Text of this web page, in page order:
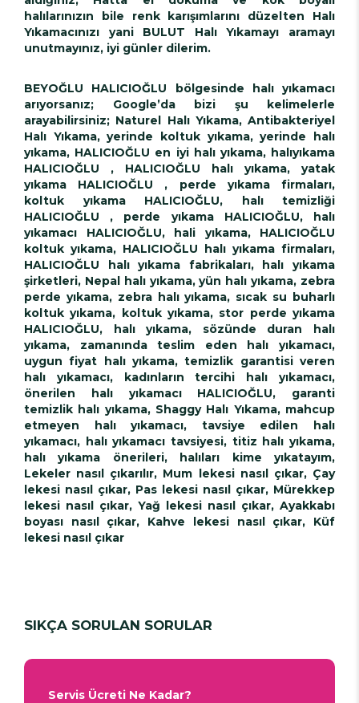
halılarınızın bile renk karışımlarını düzelten Halı
Yıkamacınızı yani BULUT Halı Yıkamayı aramayı
unutmayınız, iyi günler dilerim.
BEYOĞLU HALICIOĞLU bölgesinde halı yıkamacı
arıyorsanız; Google’da bizi şu kelimelerle
arayabilirsiniz; Naturel Halı Yıkama, Antibakteriyel
Halı Yıkama, yerinde koltuk yıkama, yerinde halı
yıkama, HALICIOĞLU en iyi halı yıkama, halıyıkama
HALICIOĞLU , HALICIOĞLU halı yıkama, yatak
yıkama HALICIOĞLU , perde yıkama firmaları,
koltuk yıkama HALICIOĞLU, halı temizliği
HALICIOĞLU , perde yıkama HALICIOĞLU, halı
yıkamacı HALICIOĞLU, hali yıkama, HALICIOĞLU
koltuk yıkama, HALICIOĞLU halı yıkama firmaları,
HALICIOĞLU halı yıkama fabrikaları, halı yıkama
şirketleri, Nepal halı yıkama, yün halı yıkama, zebra
perde yıkama, zebra halı yıkama, sıcak su buharlı
koltuk yıkama, koltuk yıkama, stor perde yıkama
HALICIOĞLU, halı yıkama, sözünde duran halı
yıkama, zamanında teslim eden halı yıkamacı,
uygun fiyat halı yıkama, temizlik garantisi veren
halı yıkamacı, kadınların tercihi halı yıkamacı,
önerilen halı yıkamacı HALICIOĞLU, garanti
temizlik halı yıkama, Shaggy Halı Yıkama, mahcup
etmeyen halı yıkamacı, tavsiye edilen halı
yıkamacı, halı yıkamacı tavsiyesi, titiz halı yıkama,
halı yıkama önerileri, halıları kime yıkatayım,
Lekeler nasıl çıkarılır, Mum lekesi nasıl çıkar, Çay
lekesi nasıl çıkar, Pas lekesi nasıl çıkar, Mürekkep
lekesi nasıl çıkar, Yağ lekesi nasıl çıkar, Ayakkabı
boyası nasıl çıkar, Kahve lekesi nasıl çıkar, Küf
lekesi nasıl çıkar
SIKÇA SORULAN SORULAR
Servis Ücreti Ne Kadar?